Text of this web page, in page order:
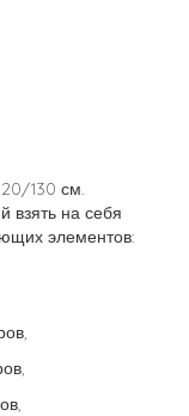
130 см.
взять на себя
элементов: